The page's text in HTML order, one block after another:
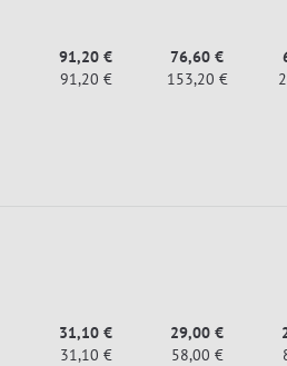
91,20 €
91,20 €
76,60 €
153,20 €
31,10 €
31,10 €
29,00 €
58,00 €